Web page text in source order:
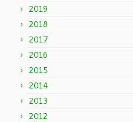
2019
2018
2017
2016
2015
2014
2013
2012